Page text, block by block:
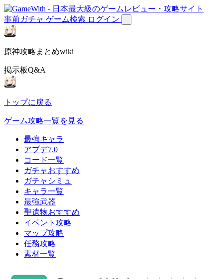
事前ガチャ ゲーム検索 ログイン
原神攻略まとめwiki
掲示板Q&A
トップに戻る
ゲーム攻略一覧を見る
最強キャラ
アプデ7.0
コード一覧
ガチャおすすめ
ガチャシミュ
キャラ一覧
最強武器
聖遺物おすすめ
イベント攻略
マップ攻略
任務攻略
素材一覧